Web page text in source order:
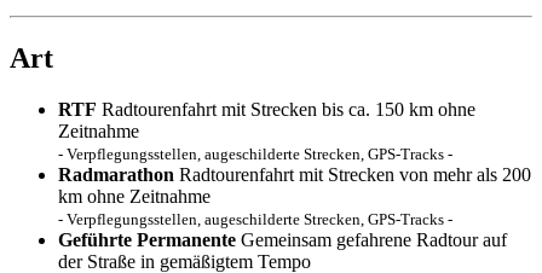
Art
RTF Radtourenfahrt mit Strecken bis ca. 150 km ohne
Zeitnahme
- Verpflegungsstellen, augeschilderte Strecken, GPS-Tracks -
Radmarathon Radtourenfahrt mit Strecken von mehr als 200
km ohne Zeitnahme
- Verpflegungsstellen, augeschilderte Strecken, GPS-Tracks -
Geführte Permanente Gemeinsam gefahrene Radtour auf
der Straße in gemäßigtem Tempo